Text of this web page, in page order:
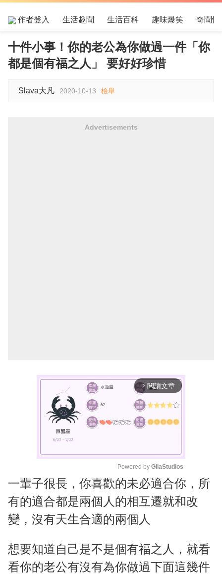
作者登入 生活趣聞 生活百科 趣味爆笑 奇聞怪
十件小事！你的老公為你做過一件「你
都是個有福之人」 要好好珍惜
Slava大凡 2020-10-13 檢舉
Advertisements
arrow_forward_ios 閱讀文章
M
u
t
Powered by GliaStudios
一輩子很長，你喜歡的未必適合你，所
有的適合都是兩個人的相互遷就和改
變，沒有天生合適的兩個人
想要知道自己是不是個有福之人，就看
看你的老公有沒有為你做過下面這幾件